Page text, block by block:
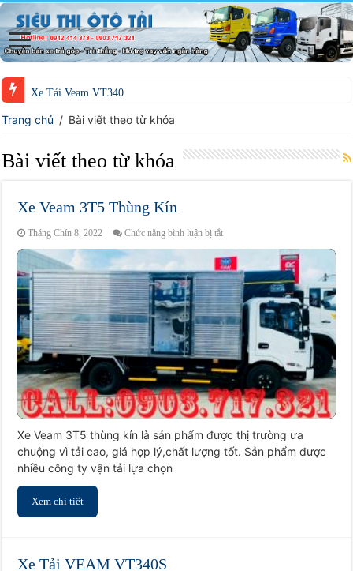
Xe Tải Veam VT340
Trang chủ / Bài viết theo từ khóa
Bài viết theo từ khóa
Xe Veam 3T5 Thùng Kín
Tháng Chín 8, 2022 Chức năng bình luận bị tắtở
Xe
Veam
3T5
Thùng
Kín
Xe Veam 3T5 thùng kín là sản phẩm được thị trường ưa
chuộng vì tải cao, giá hợp lý,chất lượng tốt. Sản phẩm được
nhiều công ty vận tải lựa chọn
Xem chi tiết
Xe Tải VEAM VT340S